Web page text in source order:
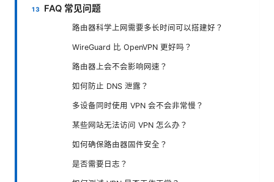
FAQ 常见问题
路由器科学上网需要多长时间可以搭建好？
WireGuard 比 OpenVPN 更好吗？
路由器上会不会影响网速？
如何防止 DNS 泄露？
多设备同时使用 VPN 会不会非常慢？
某些网站无法访问 VPN 怎么办？
如何确保路由器固件安全？
是否需要日志？